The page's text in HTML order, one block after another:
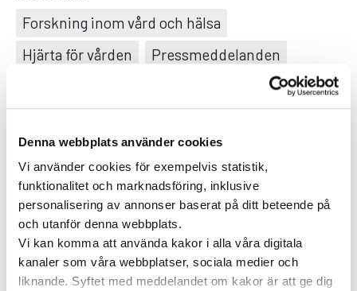
Denna webbplats använder cookies
Vi använder cookies för exempelvis statistik,
funktionalitet och marknadsföring, inklusive
personalisering av annonser baserat på ditt beteende på
och utanför denna webbplats.
Vi kan komma att använda kakor i alla våra digitala
kanaler som våra webbplatser, sociala medier och
liknande. Syftet med meddelandet om kakor är att ge dig
Forskning inom vård och hälsa
Hjärta för vården
Pressmeddelanden
Vården internationellt
TAGGAR
AllergiAllergolog Astma Cancer Crohns
sjukdomDen nya vården
Diabetes typ 2Dietist e-hälsa
Förmaksflimmer Hashimoto Hjärtinfarkt